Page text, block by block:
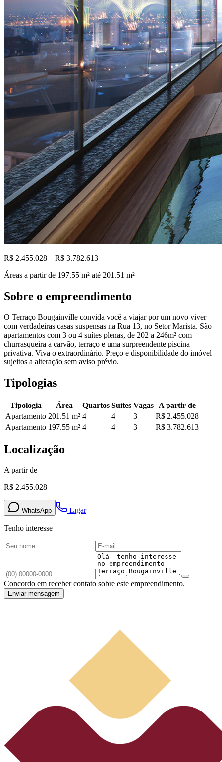
R$ 2.455.028 – R$ 3.782.613
Áreas a partir de 197.55 m² até 201.51 m²
Sobre o empreendimento
O Terraço Bougainville convida você a viajar por um novo viver
com verdadeiras casas suspensas na Rua 13, no Setor Marista. São
apartamentos com 3 ou 4 suítes plenas, de 202 a 246m² com
churrasqueira a carvão, terraço e uma surpreendente piscina
privativa. Viva o extraordinário. Preço e disponibilidade do imóvel
sujeitos a alteração sem aviso prévio.
Tipologias
Tipologia Área Quartos Suítes Vagas
A partir de
Apartamento 201.51 m² 4 4 3
R$ 2.455.028
Apartamento 197.55 m² 4 4 3 R$ 3.782.613
Localização
A partir de
R$ 2.455.028
WhatsApp Ligar
Tenho interesse
Concordo em receber contato sobre este empreendimento.
Enviar mensagem